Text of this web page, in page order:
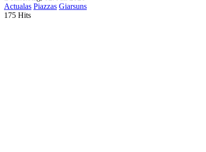
Actualas Piazzas Giarsuns
175 Hits